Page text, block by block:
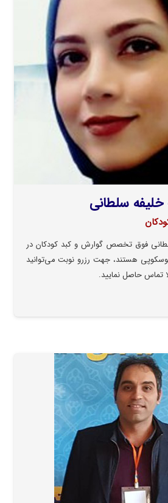
خلیفه سلطانی
فوق تخصص گوارش و کبد کودکان در
هستند، جهت رزرو نوبت می‌توانید
تماس حاصل نمایید.